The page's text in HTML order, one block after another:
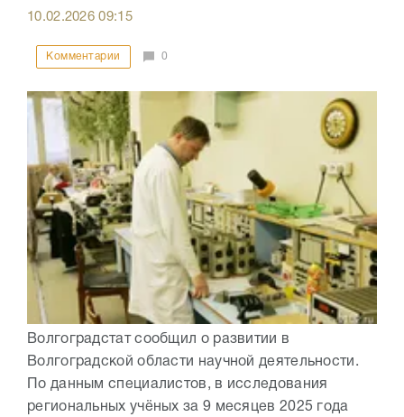
10.02.202609:15
Комментарии 0
Волгоградстат сообщил о развитии в
Волгоградской области научной деятельности.
По данным специалистов, в исследования
региональных учёных за 9 месяцев 2025 года